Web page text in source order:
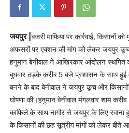
जयपुर |बजरी माफिया पर कार्रवाई, किसानों
अफसरों पर एक्शन की मांग को लेकर जयपुर कूच
हनुमान बेनीवाल ने आखिरकार आंदोलन स्थगित
बुधवार तड़के करीब 5 बजे प्रशासन के साथ हुई
बनने के बाद बेनीवाल ने जयपुर कूच और
घोषणा की।हनुमान बेनीवाल मंगलवार शाम
काफिले के साथ नागौर से जयपुर के लिए रवाना
के किसानों की छह सूत्रीय मांगों को लेकर बीते